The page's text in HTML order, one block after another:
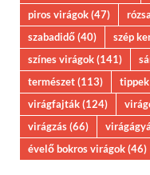
piros virágok(47)
szabadidő(40) szép
színes virágok(141)
természet(113) tippek
virágfajták(124)
virágzás(66)
évelő bokros virágok(46)